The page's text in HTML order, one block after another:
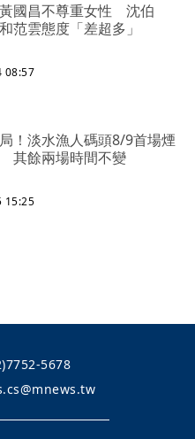
國昌不尊重女性 沈伯
范雲態度「差超多」
08:57
！淡水漁人碼頭8/9首場煙
其餘兩場時間不變
15:25
5678